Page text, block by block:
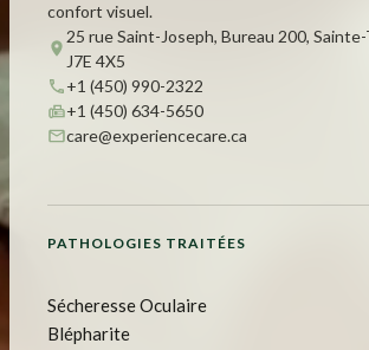
confort visuel.
25 rue Saint-Joseph, Bureau 200,
J7E 4X5
+1 (450) 990-2322
+1 (450) 634-5650
care@experiencecare.ca
PATHOLOGIES TRAITÉES
Sécheresse Oculaire
Blépharite